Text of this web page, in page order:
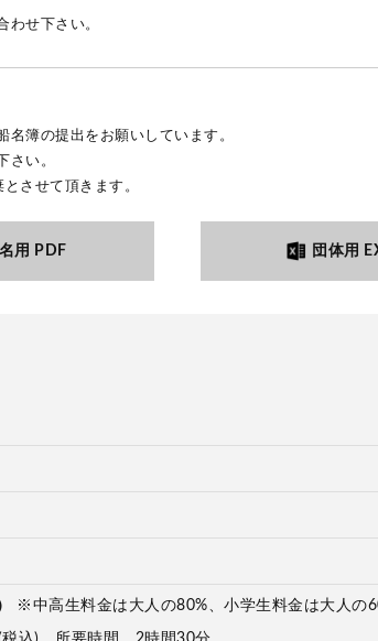
わせ下さい。
簿の提出をお願いしています。
さい。
させて頂きます。
用 PDF 団体用
※中高生料金は大人の80%、小学生料金は大人の